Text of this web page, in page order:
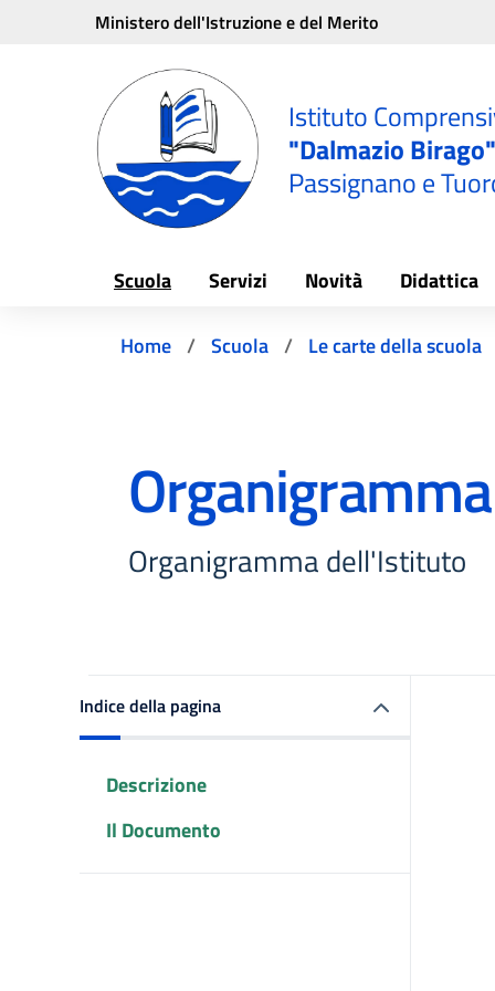
Vai ai contenuti
Vai al menu di navigazione
Ministero dell'Istruzione e del Merito
Istituto
"Dalmazio Birago"
Passignano e
Scuola Servizi Novità Didattica
Home Scuola Le carte della scuola
Organigramma
Organigramma dell'Istituto
Indice della pagina
Descrizione
Il Documento